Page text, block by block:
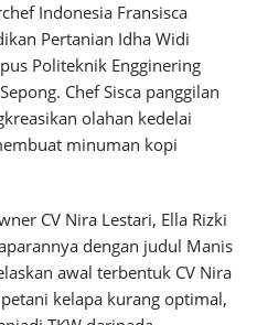
Indonesia Fransisca
Pertanian Idha Widi
Politeknik Engginering
Chef Sisca panggilan
olahan kedelai
minuman kopi
CV Nira Lestari, Ella Rizki
dengan judul Manis
awal terbentuk CV Nira
kelapa kurang optimal,